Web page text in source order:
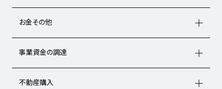
お金その他
事業資金の調達
不動産購入